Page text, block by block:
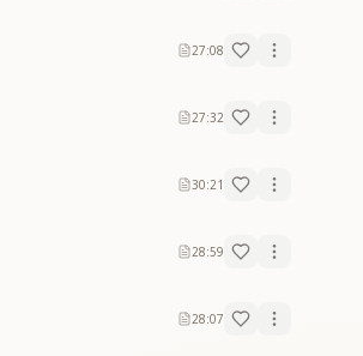
27:08
27:32
30:21
28:59
28:07